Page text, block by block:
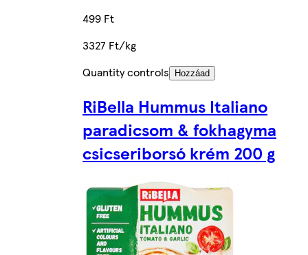
499 Ft
3327 Ft/kg
Quantity controls
Hozzáad
RiBella Hummus Italiano
paradicsom & fokhagyma
csicseriborsó krém 200 g